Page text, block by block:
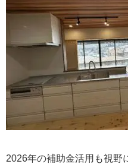
2026年の補助金活用も視野